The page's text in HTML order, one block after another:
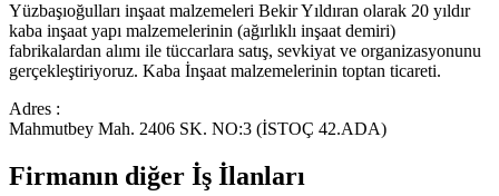
Yüzbaşıoğulları inşaat malzemeleri Bekir Yıldıran olarak 20 yıldır
kaba inşaat yapı malzemelerinin (ağırlıklı inşaat demiri)
fabrikalardan alımı ile tüccarlara satış, sevkiyat ve organizasyonunu
gerçekleştiriyoruz. Kaba İnşaat malzemelerinin toptan ticareti.
Adres :
Mahmutbey Mah. 2406 SK. NO:3 (İSTOÇ 42.ADA)
Firmanın diğer İş İlanları